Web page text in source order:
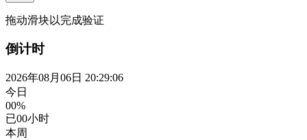
拖动滑块以完成验证
倒计时
2026年08月06日 20:29:07
今日
00%
已00小时
本周